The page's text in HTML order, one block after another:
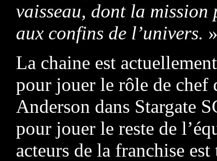
vaisseau, dont la mission
aux confins de l’univers.
La chaine est
pour jouer le rôle de chef
Anderson dans Stargate
pour jouer le reste de
acteurs de la franchise